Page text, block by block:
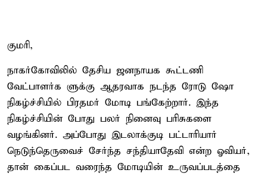
குமரி,
நாகர்கோவிலில் தேசிய ஜனநாயக கூட்டணி
வேட்பாளர்க ளுக்கு ஆதரவாக நடந்த ரோடு ஷோ
நிகழ்ச்சியில் பிரதமர் மோடி பங்கேற்றார். இந்த
நிகழ்ச்சியின் போது பலர் நினைவு பரிசுகளை
வழங்கினர். அப்போது இடலாக்குடி பட்டாரியார்
நெடுந்தெருவைச் சேர்ந்த சந்தியாதேவி என்ற ஓவியர்,
தான் கைப்பட வரைந்த மோடியின் உருவப்படத்தை